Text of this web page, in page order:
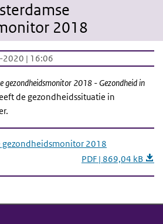
2018
| 16:06
gezondheidsmonitor 2018 - Gezondheid in
de gezondheidssituatie in
gezondheidsmonitor 2018
PDF | 869,04 kB